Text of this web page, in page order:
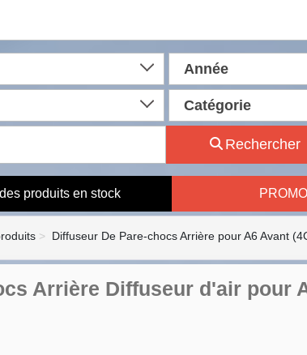
Année
Catégorie
Rechercher
produits en stock
Diffuseur De Pare-chocs Arrière pour A6 Avant
Arrière Diffuseur d'air pour